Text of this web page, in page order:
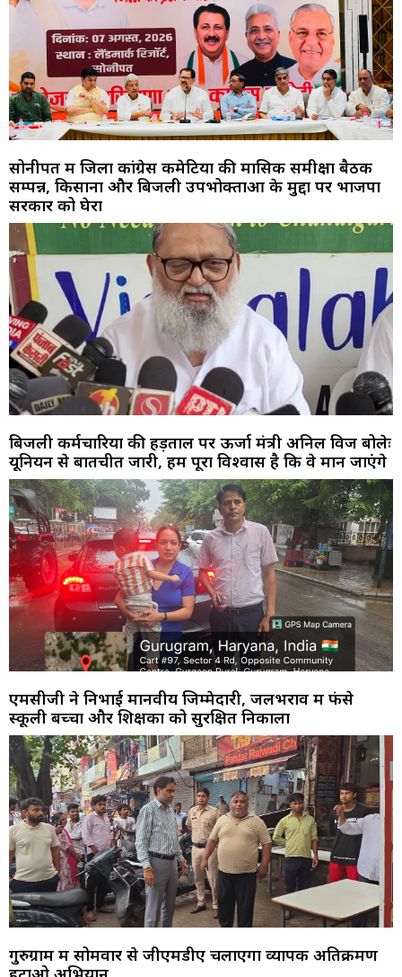
सोनीपत में जिला कांग्रेस कमेटियों की मासिक समीक्षा बैठक
सम्पन्न, किसानों और बिजली उपभोक्ताओं के मुद्दों पर भाजपा
सरकार को घेरा
बिजली कर्मचारियों की हड़ताल पर ऊर्जा मंत्री अनिल विज बोलेः
यूनियन से बातचीत जारी, हमें पूरा विश्वास है कि वे मान जाएंगे
एमसीजी ने निभाई मानवीय जिम्मेदारी, जलभराव में फंसे
स्कूली बच्चों और शिक्षकों को सुरक्षित निकाला
गुरुग्राम में सोमवार से जीएमडीए चलाएगा व्यापक अतिक्रमण